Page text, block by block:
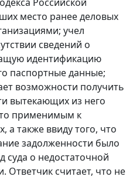
место ранее деловых
учел
сведений о
идентификацию
паспортные данные;
возможности получить
вытекающих из него
применимым к
а также ввиду того, что
задолженности было
о недостаточной
Ответчик считает, что не